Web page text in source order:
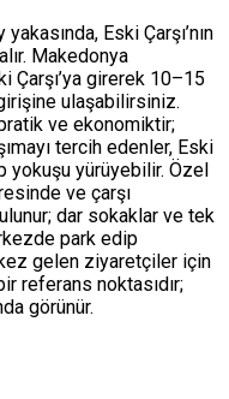
Eski Çarşı’nın
Makedonya
Çarşı’ya girerek 10–15
ulaşabilirsiniz.
ve ekonomiktir;
tercih edenler, Eski
yokuşu yürüyebilir. Özel
ve çarşı
dar sokaklar ve tek
park edip
gelen ziyaretçiler için
referans noktasıdır;
görünür.